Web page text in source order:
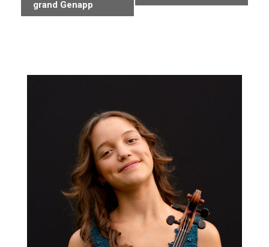
g
grand Genapp